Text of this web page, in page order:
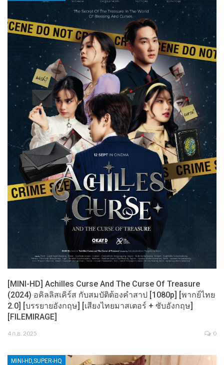
[MINI-HD] Achilles Curse And The Curse Of Treasure
(2024) อคิลลิสเคิร์ส กับสมบัติต้องคำสาป [1080p] [พากย์ไทย
2.0] [บรรยายอังกฤษ] [เสียงไทยมาสเตอร์ + ซับอังกฤษ]
[FILEMIRAGE]
4 ก.ย. 2025 0
MINI-HD,SUPER-HQ